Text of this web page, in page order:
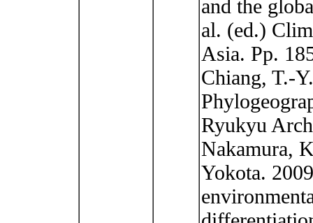
and the
al. (ed.)
Asia. Pp.
Chiang, T.-
Ryukyu
Nakamura,
Yokota.